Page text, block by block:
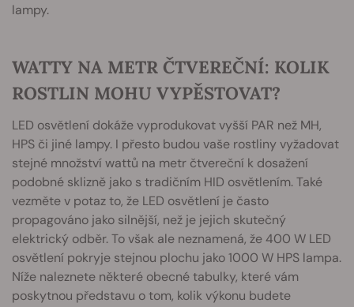
lampy.
WATTY NA METR ČTVEREČNÍ: KOLIK
ROSTLIN MOHU VYPĚSTOVAT?
LED osvětlení dokáže vyprodukovat vyšší PAR než MH,
HPS či jiné lampy. I přesto budou vaše rostliny vyžadovat
stejné množství wattů na metr čtvereční k dosažení
podobné sklizně jako s tradičním HID osvětlením. Také
vezměte v potaz to, že LED osvětlení je často
propagováno jako silnější, než je jejich skutečný
elektrický odběr. To však ale neznamená, že 400 W LED
osvětlení pokryje stejnou plochu jako 1000 W HPS lampa.
Níže naleznete některé obecné tabulky, které vám
poskytnou představu o tom, kolik výkonu budete